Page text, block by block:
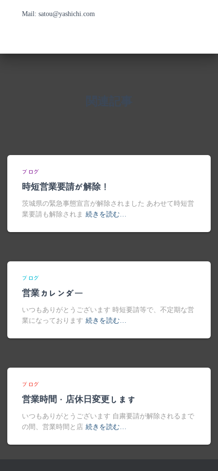
Mail: satou@yashichi.com
ブログ
時短営業要請が解除！
茨城県の緊急事態宣言が解除されました あわせて時短営
業要請も解除されま 続きを読む…
ブログ
営業カレンダー
いつもありがとうございます 時短要請等で、不定期な営
業になっております 続きを読む…
ブログ
営業時間・店休日変更します
いつもありがとうございます 自粛要請が解除されるまで
の間、営業時間と店 続きを読む…